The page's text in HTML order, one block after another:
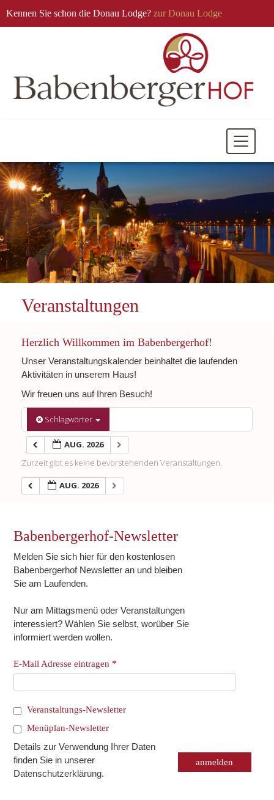
Kennen Sie schon die Donau Lodge? zur Donau Lodge
Mobile
Veranstaltungen
Herzlich Willkommen im Babenbergerhof!
Unser Veranstaltungskalender beinhaltet die laufenden
Aktivitäten in unserem Haus!
Wir freuen uns auf Ihren Besuch!
Schlagwörter
AUG. 2026
Zurzeit gibt es keine bevorstehenden Veranstaltungen.
AUG. 2026
Babenbergerhof-Newsletter
Melden Sie sich hier für den kostenlosen
Babenbergerhof Newsletter an und bleiben
Sie am Laufenden.
Nur am Mittagsmenü oder Veranstaltungen
interessiert? Wählen Sie selbst, worüber Sie
informiert werden wollen.
E-Mail Adresse eintragen*
Veranstaltungs-Newsletter
Menüplan-Newsletter
Details zur Verwendung Ihrer Daten
finden Sie in unserer
Datenschutzerklärung.